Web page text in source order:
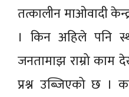
तत्कालीन माओवादी
। किन अहिले पनि
जनतामाझ राम्रो
प्रश्न उब्जिएको छ ।